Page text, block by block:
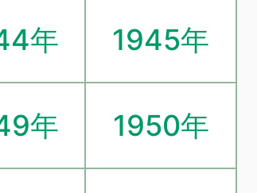
年 1945年
年 1950年